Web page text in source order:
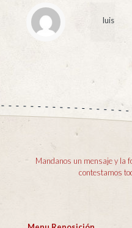
luis
Mandanos un mensaje y la
contestamos